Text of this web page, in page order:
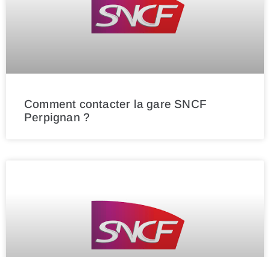
Comment contacter la gare SNCF
Perpignan ?